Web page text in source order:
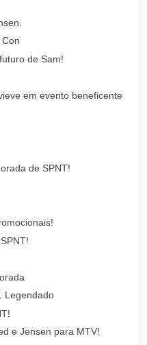
de Sam!
em evento beneficente
de SPNT!
Legendado
e Jensen para MTV!